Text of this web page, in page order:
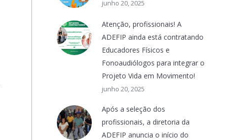
junho 20, 2025
Atenção, profissionais! A
ADEFIP ainda está contratando
Educadores Físicos e
Fonoaudiólogos para integrar o
Projeto Vida em Movimento!
junho 20, 2025
Após a seleção dos
profissionais, a diretoria da
ADEFIP anuncia o início do